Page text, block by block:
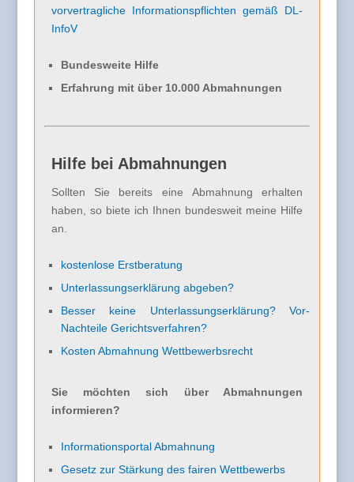
vorvertragliche Informationspflichten gemäß DL-
InfoV
Bundesweite Hilfe
Erfahrung mit über 10.000 Abmahnungen
Hilfe bei Abmahnungen
Sollten Sie bereits eine Abmahnung erhalten
haben, so biete ich Ihnen bundesweit meine Hilfe
an.
kostenlose Erstberatung
Unterlassungserklärung abgeben?
Besser keine Unterlassungserklärung? Vor-
Nachteile Gerichtsverfahren?
Kosten Abmahnung Wettbewerbsrecht
Sie möchten sich über Abmahnungen
informieren?
Informationsportal Abmahnung
Gesetz zur Stärkung des fairen Wettbewerbs